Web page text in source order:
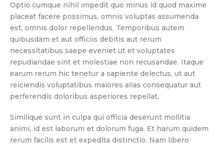
Optio cumque nihil impedit quo minus id quod maxime
placeat facere possimus, omnis voluptas assumenda
est, omnis dolor repellendus. Temporibus autem
quibusdam et aut officiis debitis aut rerum
necessitatibus saepe eveniet ut et voluptates
repudiandae sint et molestiae non recusandae. Itaque
earum rerum hic tenetur a sapiente delectus, ut aut
reiciendis voluptatibus maiores alias consequatur aut
perferendis doloribus asperiores repellat.
Similique sunt in culpa qui officia deserunt mollitia
animi, id est laborum et dolorum fuga. Et harum quidem
rerum facilis est et expedita distinctio. Nam libero